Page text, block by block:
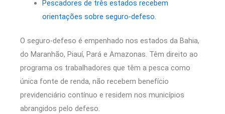
Pescadores de três estados recebem
orientações sobre seguro-defeso.
O seguro-defeso é empenhado nos estados da Bahia,
do Maranhão, Piauí, Pará e Amazonas. Têm direito ao
programa os trabalhadores que têm a pesca como
única fonte de renda, não recebem benefício
previdenciário contínuo e residem nos municípios
abrangidos pelo defeso.